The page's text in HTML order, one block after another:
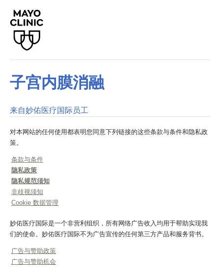
子宫内膜消融
来自妙佑医疗国际员工
对本网站的任何使用都表明您同意下列链接的这些条款与条件和隐私政
策。
条款与条件
隐私政策
隐私规范须知
非歧视须知
Cookie 数据管理
妙佑医疗国际是一个非营利组织，所有网络广告收入均用于帮助实现我
们的使命。妙佑医疗国际不为广告宣传的任何第三方产品和服务背书。
广告与赞助政策
广告与赞助机会